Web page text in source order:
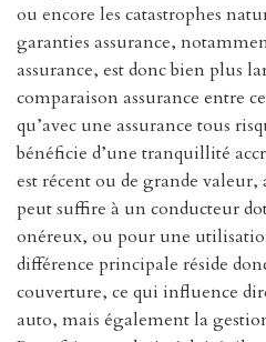
ou encore les catastrophes
garanties assurance,
assurance, est donc bien plus
comparaison assurance entre
qu’avec une assurance tous
bénéficie d’une tranquillité
est récent ou de grande valeur,
peut suffire à un conducteur
onéreux, ou pour une
différence principale réside
couverture, ce qui influence
auto, mais également la